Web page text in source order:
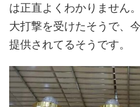
は正直よくわかりません
大打撃を受けたそうで、
提供されてるそうです。